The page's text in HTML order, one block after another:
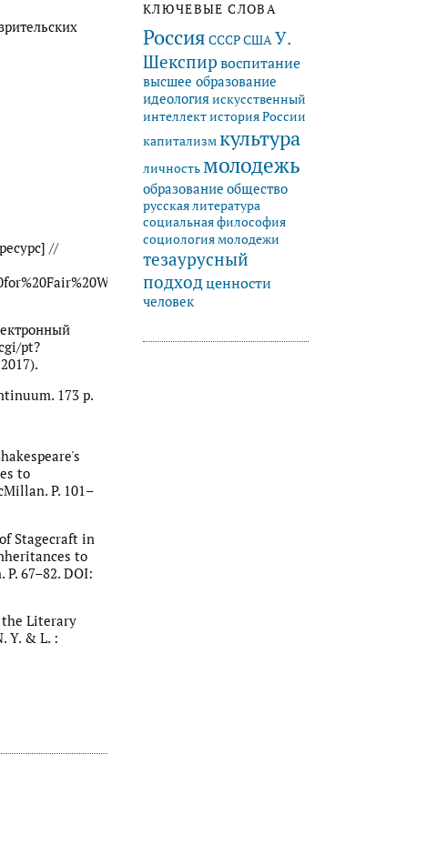
КЛЮЧЕВЫЕ СЛОВА
Россия СССРСШАУ.
Шекспир воспитание
высшее образование
идеологияискусственный
интеллектистория России
капитализм культура
личностьмолодежь
образование общество
русская литература
социальная философия
социология молодежи
тезаурусный
подходценности
человек
//
pt?
173 р.
to
P. 101–
Stagecraft in
to
67–82. DOI:
the Literary
Y. & L. :